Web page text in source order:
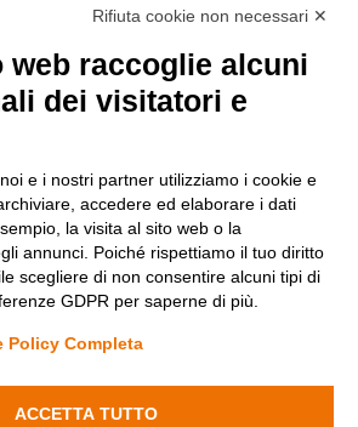
Ugento (LE) 73059 Via delle industrie
Rifiuta cookie non necessari ✕
web raccoglie alcuni
dei visitatori e
e i nostri partner utilizziamo i cookie e
accedere ed elaborare i dati
la visita al sito web o la
annunci. Poiché rispettiamo il tuo diritto
scegliere di non consentire alcuni tipi di
GDPR per saperne di più.
Policy Completa
ACCETTA TUTTO